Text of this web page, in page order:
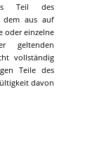
Teil des
dem aus auf
oder einzelne
geltenden
vollständig
Teile des
davon